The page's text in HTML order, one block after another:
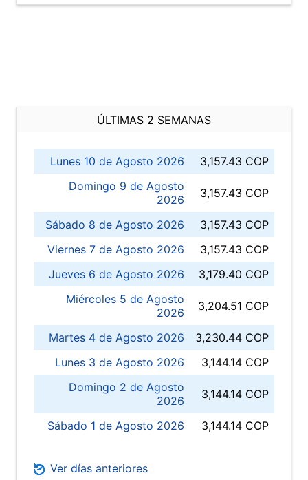
ÚLTIMAS 2 SEMANAS
Lunes 10 de Agosto 2026
3,157.43 COP
Domingo 9 de Agosto
2026
3,157.43 COP
Sábado 8 de Agosto 2026
3,157.43 COP
Viernes 7 de Agosto 2026
3,157.43 COP
Jueves 6 de Agosto 2026
3,179.40 COP
Miércoles 5 de Agosto
2026
3,204.51 COP
Martes 4 de Agosto 2026
3,230.44 COP
Lunes 3 de Agosto 2026
3,144.14 COP
Domingo 2 de Agosto
2026
3,144.14 COP
Sábado 1 de Agosto 2026 3,144.14 COP
Ver días anteriores